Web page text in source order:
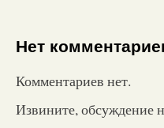
Нет
Комментариев нет.
Извините, обсуждение